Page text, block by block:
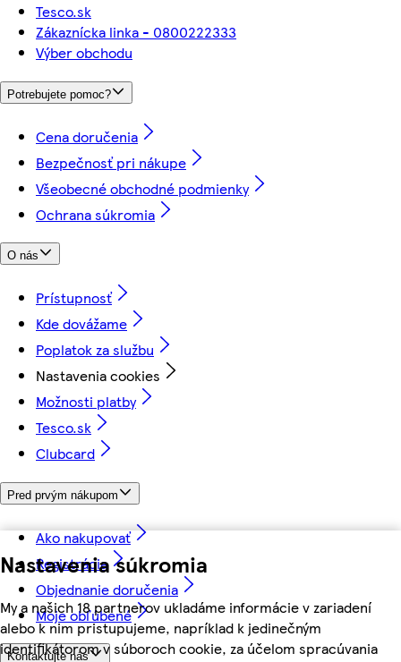
Nastavenia súkromia
My a našich 18 partnerov ukladáme informácie v zariadení
alebo k nim pristupujeme, napríklad k jedinečným
identifikátorom v súboroch cookie, za účelom spracúvania
Tesco.sk
Zákaznícka linka - 0800222333
Výber obchodu
Potrebujete pomoc?
Cena doručenia
Bezpečnosť pri nákupe
Všeobecné obchodné podmienky
Ochrana súkromia
O nás
Prístupnosť
Kde dovážame
Poplatok za službu
Nastavenia cookies
Možnosti platby
Tesco.sk
Clubcard
Pred prvým nákupom
Ako nakupovať
Registrácia
Objednanie doručenia
Moje obľúbené
Kontaktujte nás